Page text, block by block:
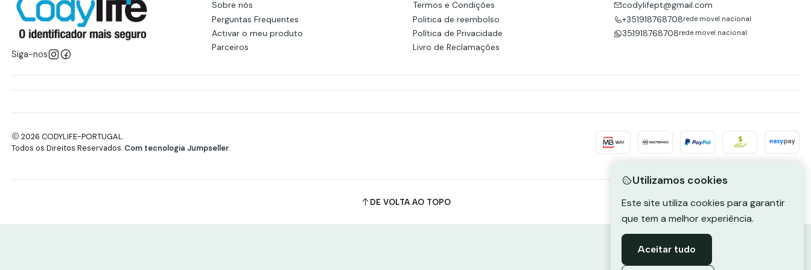
Siga-nos
Sobre nós
Perguntas Frequentes
Activar o meu produto
Parceiros
Termos e Condições
Politica de reembolso
Política de Privacidade
Livro de Reclamações
codylifept@gmail.com
+351918768708rede movel nacional
351918768708rede movel nacional
2026 CODYLIFE-PORTUGAL.
Todos os Direitos Reservados. Com tecnologia Jumpseller.
DE VOLTA AO TOPO
Utilizamos cookies
Este site utiliza cookies para garantir
que tem a melhor experiência.
Aceitar tudo